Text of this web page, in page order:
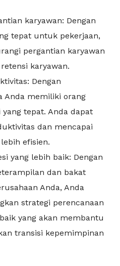
karyawan: Dengan
tepat untuk pekerjaan,
pergantian karyawan
karyawan.
Dengan
Anda memiliki orang
tepat. Anda dapat
dan mencapai
efisien.
yang lebih baik: Dengan
dan bakat
Anda, Anda
strategi perencanaan
yang akan membantu
transisi kepemimpinan